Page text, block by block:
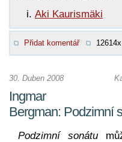
Aki Kaurismäki
Přidat komentář
30. Duben 2008
Ingmar
Bergman: Podzimní
Podzimní sonátu